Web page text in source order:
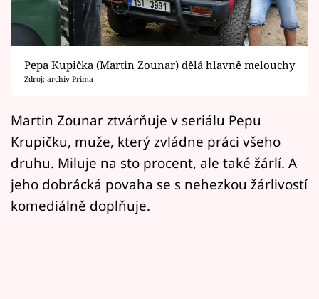
Sledujte prima+
Filmový festival Karlovy Vary
Mámy sobě
Přihlášení
Pepa Kupička (Martin Zounar) dělá hlavně melouchy
Zdroj: archiv Prima
Martin Zounar ztvárňuje v seriálu Pepu
Krupičku, muže, který zvládne práci všeho
druhu. Miluje na sto procent, ale také žárlí. A
jeho dobrácká povaha se s nehezkou žárlivostí
komediálně doplňuje.